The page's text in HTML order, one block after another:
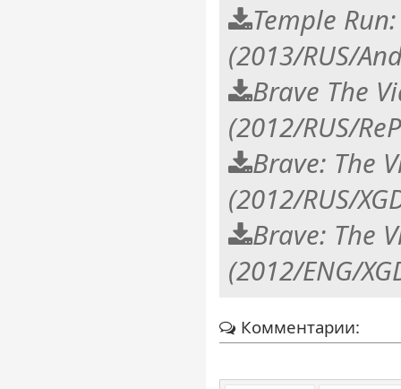
Temple
(2013/RUS/
Brave The
(2012/RUS/
Brave: The
(2012/RUS/
Brave: The
(2012/ENG/
Комментарии: